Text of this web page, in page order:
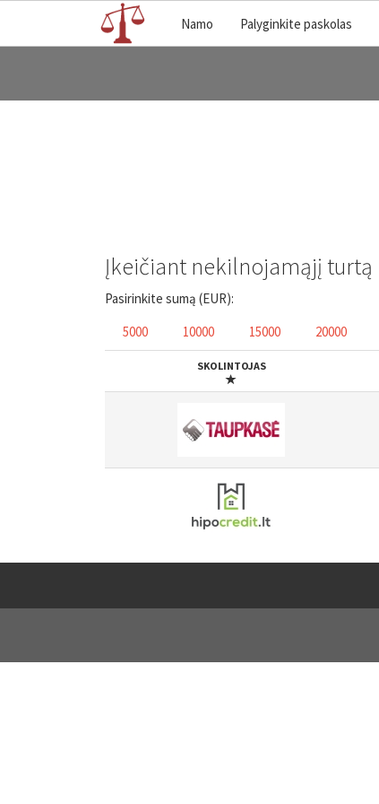
Namo Palyginkite paskolas
Įkeičiant nekilnojamąjį turtą
Pasirinkite sumą (EUR):
5000
10000 15000 20000
SKOLINTOJAS